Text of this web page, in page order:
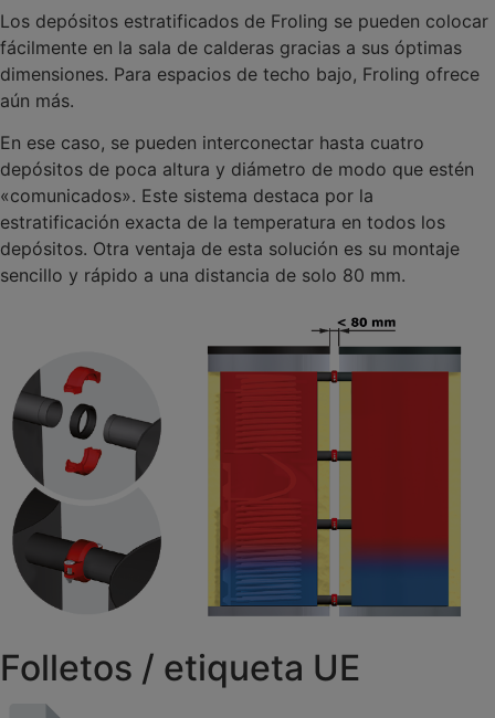
Los depósitos estratificados de Froling se pueden colocar
fácilmente en la sala de calderas gracias a sus óptimas
dimensiones. Para espacios de techo bajo, Froling ofrece
aún más.
En ese caso, se pueden interconectar hasta cuatro
depósitos de poca altura y diámetro de modo que estén
«comunicados». Este sistema destaca por la
estratificación exacta de la temperatura en todos los
depósitos. Otra ventaja de esta solución es su montaje
sencillo y rápido a una distancia de solo 80 mm.
Folletos / etiqueta UE